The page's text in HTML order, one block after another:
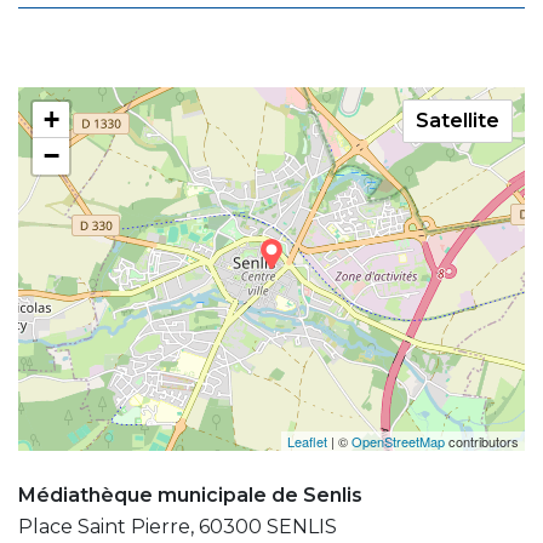
+
−
Leaflet | ©OpenStreetMapcontributors
Satellite
Médiathèque municipale de Senlis
Place Saint Pierre, 60300 SENLIS